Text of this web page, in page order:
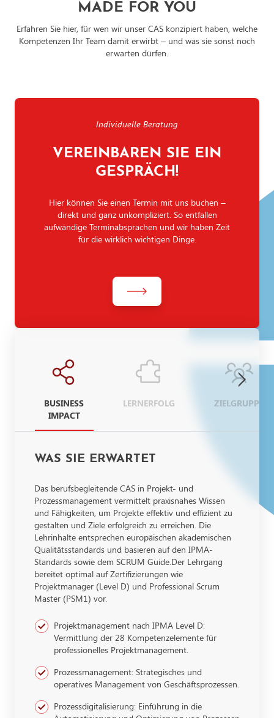
MADE FOR YOU
Erfahren Sie hier, für wen wir unser CAS konzipiert haben, welche
Kompetenzen Ihr Team damit erwirbt – und was sie sonst noch
erwarten dürfen.
Individuelle Beratung
VEREINBAREN SIE EIN
GESPRÄCH!
Hier können Sie einen Termin mit uns buchen –
direkt und ganz unkompliziert. So entfallen
aufwändige Terminabsprachen und wir haben Zeit
für die wirklich wichtigen Dinge.
BUSINESS
IMPACT
LERNERFOLG ZIELGRUPPE
WAS SIE ERWARTET
Das berufsbegleitende CAS in Projekt- und
Prozessmanagement vermittelt praxisnahes Wissen
und Fähigkeiten, um Projekte effektiv und effizient zu
gestalten und Ziele erfolgreich zu erreichen. Die
Lehrinhalte entsprechen europäischen akademischen
Qualitätsstandards und basieren auf den IPMA-
Standards sowie dem SCRUM Guide.Der Lehrgang
bereitet optimal auf Zertifizierungen wie
Projektmanager (Level D) und Professional Scrum
Master (PSM1) vor.
Projektmanagement nach IPMA Level D:
Vermittlung der 28 Kompetenzelemente für
professionelles Projektmanagement.
Prozessmanagement: Strategisches und
operatives Management von Geschäftsprozessen.
Prozessdigitalisierung: Einführung in die